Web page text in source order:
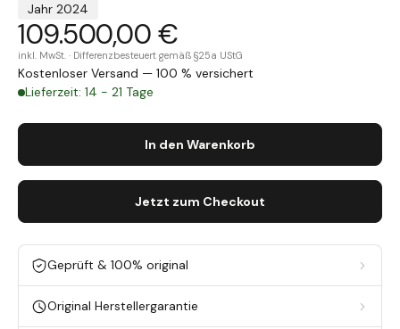
Jahr 2024
109.500,00 €
inkl. MwSt. · Differenzbesteuert gemäß §25a UStG
Kostenloser Versand — 100 % versichert
Lieferzeit: 14 - 21 Tage
In den Warenkorb
Jetzt zum Checkout
Geprüft & 100% original
Original Herstellergarantie